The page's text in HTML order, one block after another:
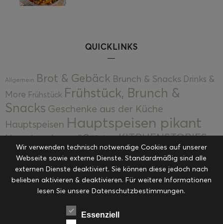
QUICKLINKS
Allgemein Brot & Gebäck Brunch & Snacks Drinks &
More Frühstück Frühstück, Brunch &
Snacks Geschenke aus der Küche
Hauptspeisen Hauptspeisen pikant
Hauptspeisen süßKekseKITCHENSTORIES
Kuchen, Torten & Desserts Kuchen und
Desserts Kulinarik Kulinarische Mitbringsel &
Eingemachtes Ohne Kategorie Ostern Resteküche
RezepteSaisonalSliderStartseite
Suppen, Salate & Vorspeisen
Wir verwenden technisch notwendige Cookies auf unserer
Webseite sowie externe Dienste. Standardmäßig sind alle
externen Dienste deaktiviert. Sie können diese jedoch nach
belieben aktivieren & deaktivieren. Für weitere Informationen
lesen Sie unsere Datenschutzbestimmungen.
Essenziell